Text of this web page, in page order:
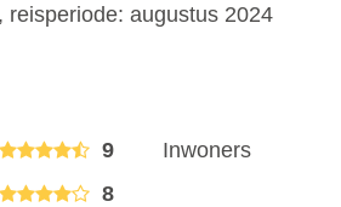
reisperiode: augustus 2024
9 Inwoners
8